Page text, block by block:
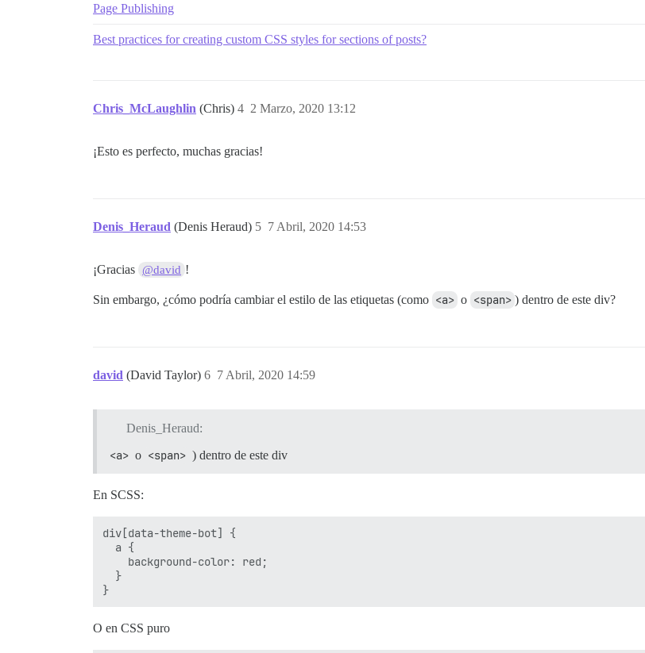
Page Publishing
Best practices for creating custom CSS styles for sections of posts?
Chris_McLaughlin (Chris) 2 Marzo, 2020 13:12
4
¡Esto es perfecto, muchas gracias!
Denis_Heraud (Denis Heraud) 7 Abril, 2020 14:53
5
¡Gracias @david !
Sin embargo, ¿cómo podría cambiar el estilo de las etiquetas (como <a> o <span> ) dentro de este div?
david (David Taylor) 7 Abril, 2020 14:59
6
Denis_Heraud:
<a> o <span> ) dentro de este div
En SCSS:
div[data-theme-bot] {
  a {
    background-color: red;
  }
O en CSS puro